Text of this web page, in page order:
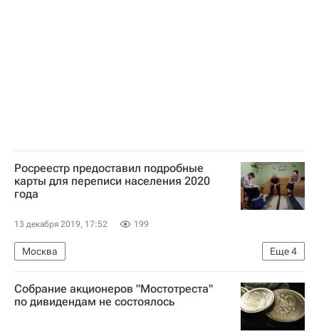
Росреестр предоставил подробные
карты для переписи населения 2020
года
13 декабря 2019, 17:52 199
Еще4
Москва
Федеральная служба государственной регистрации, кадастра и картографии (Росреестр)
Жилье
Недвижимость
Собрание акционеров "Мостотреста"
по дивидендам не состоялось